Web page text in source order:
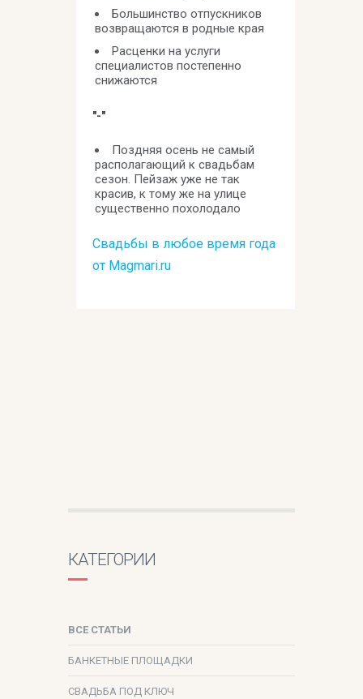
Большинство отпускников
возвращаются в родные края
Расценки на услуги
специалистов постепенно
снижаются
"-"
Поздняя осень не самый
располагающий к свадьбам
сезон. Пейзаж уже не так
красив, к тому же на улице
существенно похолодало
Свадьбы в любое время года
от Magmari.ru
КАТЕГОРИИ
ВСЕ СТАТЬИ
БАНКЕТНЫЕ ПЛОЩАДКИ
СВАДЬБА ПОД КЛЮЧ